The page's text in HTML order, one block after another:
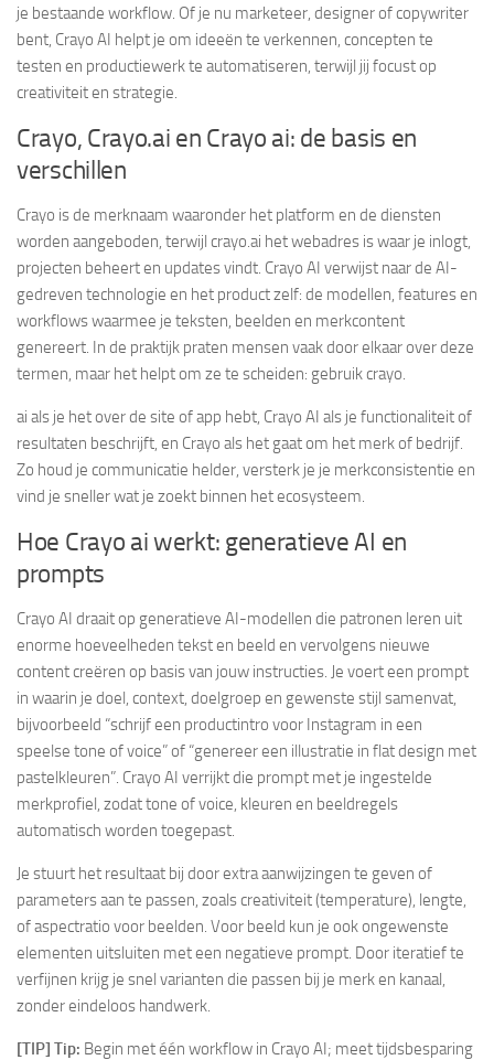
je bestaande workflow. Of je nu marketeer, designer of copywriter
bent, Crayo AI helpt je om ideeën te verkennen, concepten te
testen en productiewerk te automatiseren, terwijl jij focust op
creativiteit en strategie.
Crayo, Crayo.ai en Crayo ai: de basis en
verschillen
Crayo is de merknaam waaronder het platform en de diensten
worden aangeboden, terwijl crayo.ai het webadres is waar je inlogt,
projecten beheert en updates vindt. Crayo AI verwijst naar de AI-
gedreven technologie en het product zelf: de modellen, features en
workflows waarmee je teksten, beelden en merkcontent
genereert. In de praktijk praten mensen vaak door elkaar over deze
termen, maar het helpt om ze te scheiden: gebruik crayo.
ai als je het over de site of app hebt, Crayo AI als je functionaliteit of
resultaten beschrijft, en Crayo als het gaat om het merk of bedrijf.
Zo houd je communicatie helder, versterk je je merkconsistentie en
vind je sneller wat je zoekt binnen het ecosysteem.
Hoe Crayo ai werkt: generatieve AI en
prompts
Crayo AI draait op generatieve AI-modellen die patronen leren uit
enorme hoeveelheden tekst en beeld en vervolgens nieuwe
content creëren op basis van jouw instructies. Je voert een prompt
in waarin je doel, context, doelgroep en gewenste stijl samenvat,
bijvoorbeeld “schrijf een productintro voor Instagram in een
speelse tone of voice” of “genereer een illustratie in flat design met
pastelkleuren”. Crayo AI verrijkt die prompt met je ingestelde
merkprofiel, zodat tone of voice, kleuren en beeldregels
automatisch worden toegepast.
Je stuurt het resultaat bij door extra aanwijzingen te geven of
parameters aan te passen, zoals creativiteit (temperature), lengte,
of aspectratio voor beelden. Voor beeld kun je ook ongewenste
elementen uitsluiten met een negatieve prompt. Door iteratief te
verfijnen krijg je snel varianten die passen bij je merk en kanaal,
zonder eindeloos handwerk.
[TIP] Tip: Begin met één workflow in Crayo AI; meet tijdsbesparing